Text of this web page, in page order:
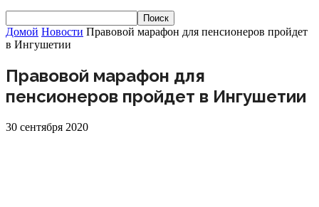
Домой Новости Правовой марафон для пенсионеров пройдет
в Ингушетии
Правовой марафон для
пенсионеров пройдет в Ингушетии
30 сентября 2020